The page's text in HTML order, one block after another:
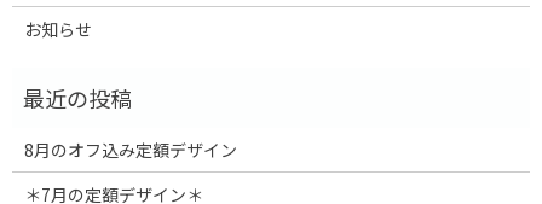
お知らせ
8月のオフ込み定額デザイン
＊7月の定額デザイン＊